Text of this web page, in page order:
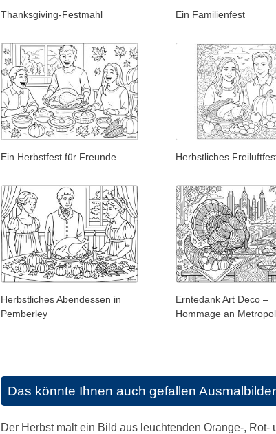
Thanksgiving-Festmahl Ein Familienfest
Ein Herbstfest für Freunde Herbstliches
Herbstliches Abendessen in
Pemberley
Erntedank Art Deco –
Hommage an
Das könnte Ihnen auch gefallen
Der Herbst malt ein Bild aus leuchtenden Orange-,